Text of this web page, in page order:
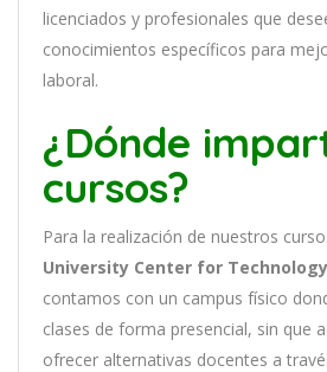
licenciados y profesionales que
conocimientos específicos para
laboral.
¿Dónde
cursos?
Para la realización de nuestros
University Center for
contamos con un campus físico
clases de forma presencial, sin que
ofrecer alternativas docentes a